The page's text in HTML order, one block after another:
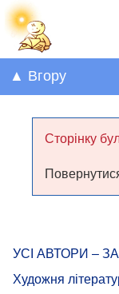
▲ Вгору
Сторінку
УСІ АВТОРИ –
Художня